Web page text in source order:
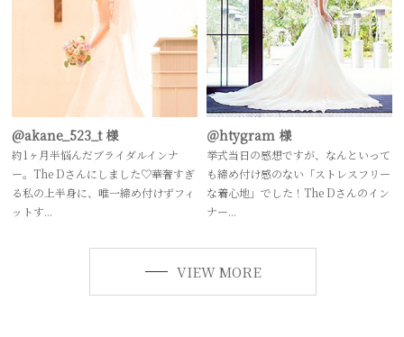
@akane_523_t 様
約1ヶ月半悩んだブライダルインナ
ー。The Dさんにしました♡華奢すぎ
る私の上半身に、唯一締め付けずフィ
ットす...
＠htygram 様
挙式当日の感想ですが、なんといって
も締め付け感のない「ストレスフリー
な着心地」でした！The Dさんのイン
ナー...
VIEW MORE